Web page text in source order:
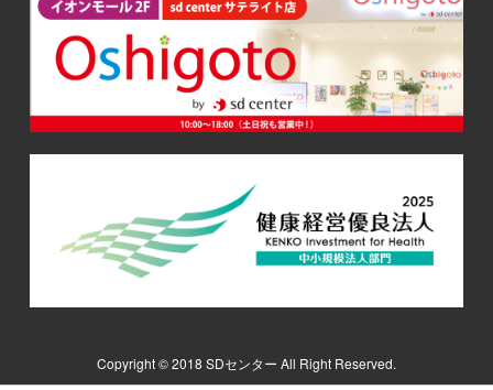
Copyright © 2018 SDセンター All Right Reserved.